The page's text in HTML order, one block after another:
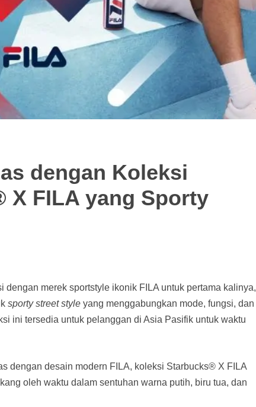
dengan Koleksi
X FILA yang Sporty
merek sportstyle ikonik FILA untuk pertama kalinya,
sporty street style yang menggabungkan mode, fungsi, dan
ini tersedia untuk pelanggan di Asia Pasifik untuk waktu
dengan desain modern FILA, koleksi Starbucks® X FILA
oleh waktu dalam sentuhan warna putih, biru tua, dan